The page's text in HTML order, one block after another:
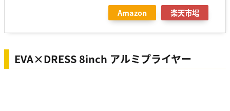
Amazon 楽天市場
EVA×DRESS 8inch アルミプライヤー